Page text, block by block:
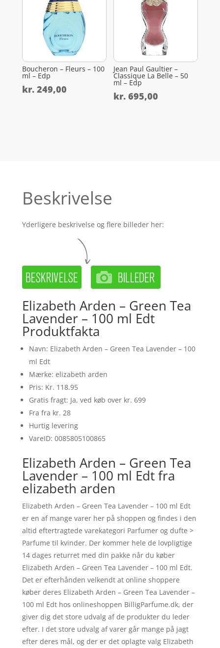
Boucheron – Fleurs – 100
ml – Edp
kr.249,00
Jean Paul Gaultier –
Classique La Belle – 50
ml – Edp
kr. 695,00
Beskrivelse
Yderligere beskrivelse og flere billeder her:
Elizabeth Arden – Green Tea
Lavender – 100 ml Edt
Produktfakta
Navn: Elizabeth Arden – Green Tea Lavender – 100
ml Edt
Mærke: elizabeth arden
Pris: Kr. 118.95
Gratis fragt: Ja, ved køb over kr. 699
Fra fra kr. 28
Hurtig levering
VareID: 0085805100865
Elizabeth Arden – Green Tea
Lavender – 100 ml Edt fra
elizabeth arden
Elizabeth Arden – Green Tea Lavender – 100 ml Edt
er en af mange varer her på shoppen og findes i den
altid eftertragtede varekategori Parfumer og dufte >
Parfume til kvinder. Der kommer hele de lovpligtige
14 dages returret med din pakke når du køber
Elizabeth Arden – Green Tea Lavender – 100 ml Edt.
Det er efterhånden velkendt at online shoppere
køber deres Elizabeth Arden – Green Tea Lavender –
100 ml Edt hos onlineshoppen BilligParfume.dk, der
giver dig det store udvalg af de produkter du leder
efter. I det store udvalg af varer går mange på jagt
efter deres mål, og der er det oplagte valg Elizabeth